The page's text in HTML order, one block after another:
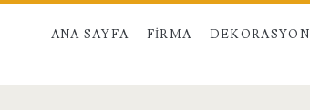
ANA SAYFA FIRMA DEKORASYON